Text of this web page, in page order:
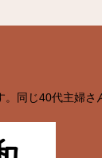
同じ40代主婦さ